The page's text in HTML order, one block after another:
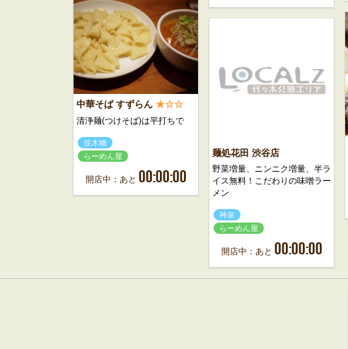
中華そば すずらん ★☆☆
清浄麺(つけそば)は平打ちで
並木橋
らーめん屋
開店中：あと 00:00:00
麺処花田 渋谷店
野菜増量、ニンニク増量、半ラ
イス無料！こだわりの味噌ラー
メン
神泉
らーめん屋
開店中：あと 00:00:00